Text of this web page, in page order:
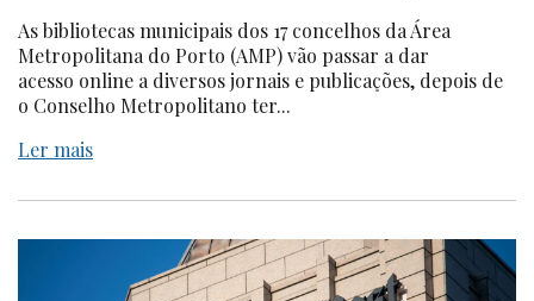
As bibliotecas municipais dos 17 concelhos da Área
Metropolitana do Porto (AMP) vão passar a dar
acesso online a diversos jornais e publicações, depois de
o Conselho Metropolitano ter...
Ler mais